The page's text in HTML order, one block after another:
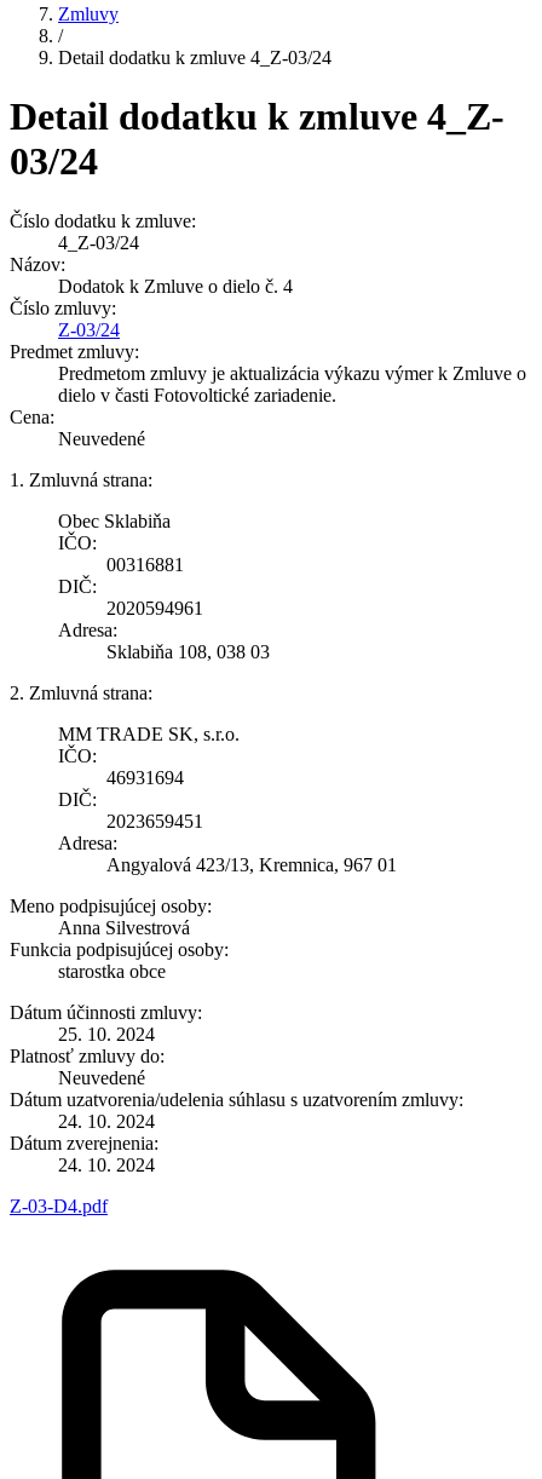
Zmluvy
/
Detail dodatku k zmluve 4_Z-03/24
Detail dodatku k zmluve 4_Z-
03/24
Číslo dodatku k zmluve:
4_Z-03/24
Názov:
Dodatok k Zmluve o dielo č. 4
Číslo zmluvy:
Z-03/24
Predmet zmluvy:
Predmetom zmluvy je aktualizácia výkazu výmer k Zmluve o
dielo v časti Fotovoltické zariadenie.
Cena:
Neuvedené
1. Zmluvná strana:
Obec Sklabiňa
IČO:
00316881
DIČ:
2020594961
Adresa:
Sklabiňa 108, 038 03
2. Zmluvná strana:
MM TRADE SK, s.r.o.
IČO:
46931694
DIČ:
2023659451
Adresa:
Angyalová 423/13, Kremnica, 967 01
Meno podpisujúcej osoby:
Anna Silvestrová
Funkcia podpisujúcej osoby:
starostka obce
Dátum účinnosti zmluvy:
25. 10. 2024
Platnosť zmluvy do:
Neuvedené
Dátum uzatvorenia/udelenia súhlasu s uzatvorením zmluvy:
24. 10. 2024
Dátum zverejnenia:
24. 10. 2024
Z-03-D4.pdf